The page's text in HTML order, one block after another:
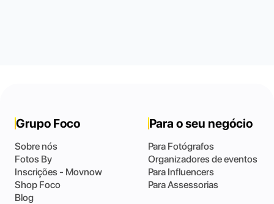
Grupo Foco
Sobre nós
Fotos By
Inscrições - Movnow
Shop Foco
Blog
Para o seu negócio
Para Fotógrafos
Organizadores de eventos
Para Influencers
Para Assessorias